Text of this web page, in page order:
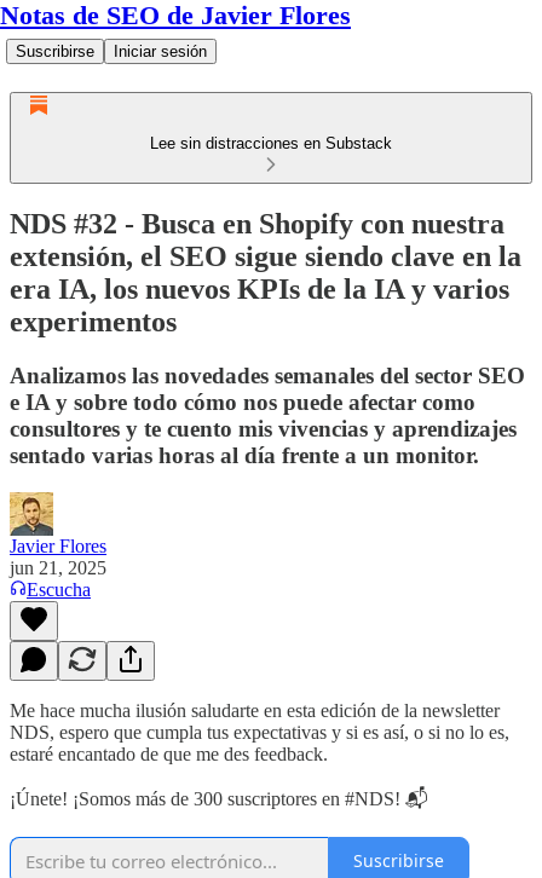
Notas de SEO de Javier Flores
Suscribirse Iniciar sesión
Lee sin distracciones en Substack
NDS #32 - Busca en Shopify con nuestra
extensión, el SEO sigue siendo clave en la
era IA, los nuevos KPIs de la IA y varios
experimentos
Analizamos las novedades semanales del sector SEO
e IA y sobre todo cómo nos puede afectar como
consultores y te cuento mis vivencias y aprendizajes
sentado varias horas al día frente a un monitor.
Javier Flores
jun 21, 2025
Escucha
Me hace mucha ilusión saludarte en esta edición de la newsletter
NDS, espero que cumpla tus expectativas y si es así, o si no lo es,
estaré encantado de que me des feedback.
¡Únete! ¡Somos más de 300 suscriptores en #NDS! 📬
Suscribirse